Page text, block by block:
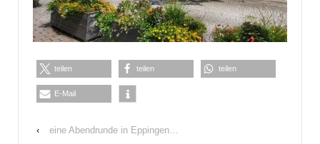
teilen teilen teilen
E-Mail
‹
eine Abendrunde in Eppingen…